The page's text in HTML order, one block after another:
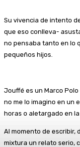
Su vivencia de intento
que eso conlleva-
no pensaba tanto en lo
pequeños hijos.
Jouffé es un Marco
no me lo imagino en un
horas o aletargado en
Al momento de escribir,
mixtura un relato serio,